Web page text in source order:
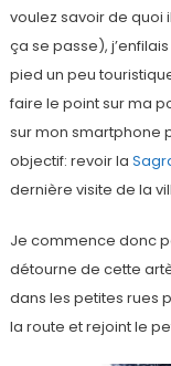
voulez savoir de quoi
ça se passe),
pied un peu
faire le point sur ma
sur mon smartphone
objectif: revoir la
dernière visite de la
Je commence donc
détourne de cette
dans les petites rues
la route et rejoint le